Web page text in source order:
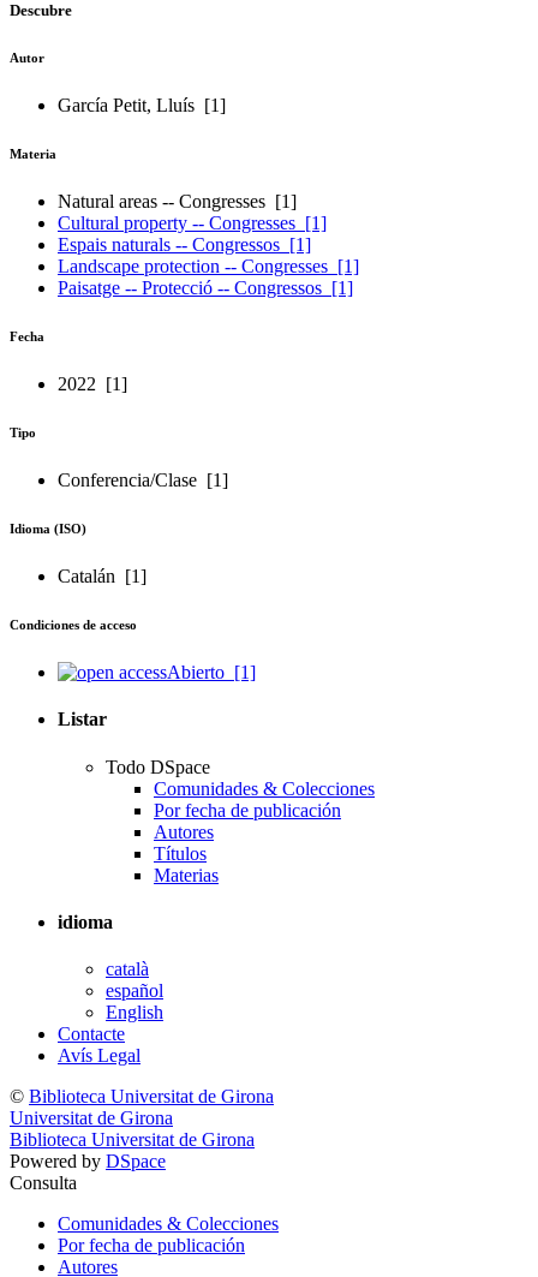
Descubre
Autor
García Petit, Lluís [1]
Materia
Natural areas -- Congresses [1]
Cultural property -- Congresses [1]
Espais naturals -- Congressos [1]
Landscape protection -- Congresses [1]
Paisatge -- Protecció -- Congressos [1]
Fecha
2022 [1]
Tipo
Conferencia/Clase [1]
Idioma (ISO)
Catalán [1]
Condiciones de acceso
Abierto [1]
Listar
Todo DSpace
Comunidades & Colecciones
Por fecha de publicación
Autores
Títulos
Materias
idioma
català
español
English
Contacte
Avís Legal
© Biblioteca Universitat de Girona
Universitat de Girona
Biblioteca Universitat de Girona
Powered by DSpace
Consulta
Comunidades & Colecciones
Por fecha de publicación
Autores